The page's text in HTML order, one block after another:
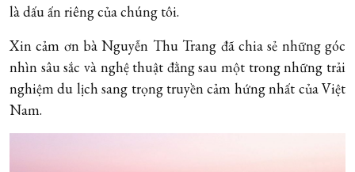
là dấu ấn riêng của chúng tôi.
Xin cảm ơn bà Nguyễn Thu Trang đã chia sẻ những góc
nhìn sâu sắc và nghệ thuật đằng sau một trong những trải
nghiệm du lịch sang trọng truyền cảm hứng nhất của Việt
Nam.